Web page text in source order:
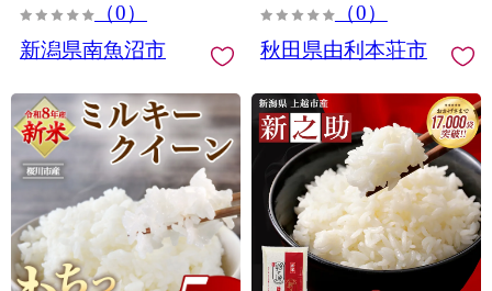
（0）
新潟県南魚沼市
（0）
秋田県由利本荘市